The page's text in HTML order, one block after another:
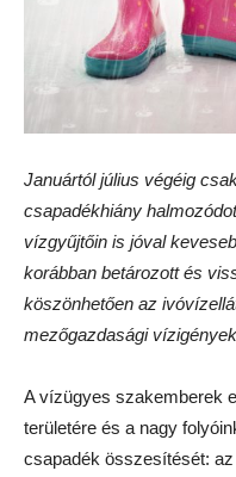
Januártól július végéig
csapadékhiány
vízgyűjtőin is jóval
korábban betározott és
köszönhetően az
mezőgazdasági
A vízügyes szakemberek
területére és a nagy
csapadék összesítését: